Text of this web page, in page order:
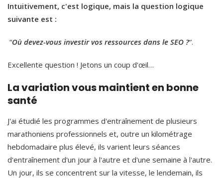
Intuitivement, c'est logique, mais la question logique
suivante est :
“Où devez-vous investir vos ressources dans le SEO ?“.
Excellente question ! Jetons un coup d'œil…
La variation vous maintient en bonne
santé
J'ai étudié les programmes d'entraînement de plusieurs
marathoniens professionnels et, outre un kilométrage
hebdomadaire plus élevé, ils varient leurs séances
d'entraînement d'un jour à l'autre et d'une semaine à l'autre.
Un jour, ils se concentrent sur la vitesse, le lendemain, ils